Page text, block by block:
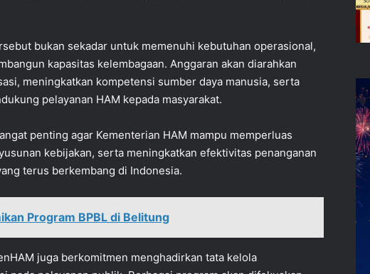
bukan sekadar untuk memenuhi kebutuhan operasional,
kapasitas kelembagaan. Anggaran akan diarahkan
meningkatkan kompetensi sumber daya manusia, serta
pelayanan HAM kepada masyarakat.
penting agar Kementerian HAM mampu memperluas
kebijakan, serta meningkatkan efektivitas penanganan
terus berkembang di Indonesia.
Program BPBL di Belitung
juga berkomitmen menghadirkan tata kelola